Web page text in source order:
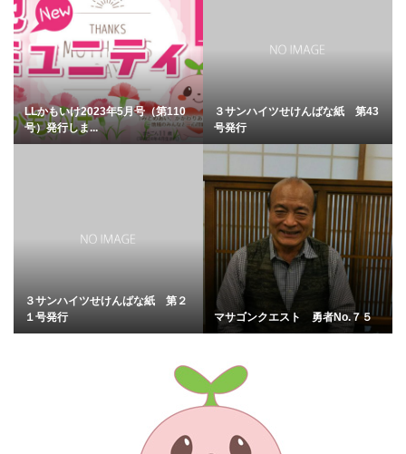
LLかもいけ2023年5月号（第110
号）発行しま...
３サンハイツせけんばな紙 第43
号発行
３サンハイツせけんばな紙 第２
１号発行
マサゴンクエスト 勇者No.７５